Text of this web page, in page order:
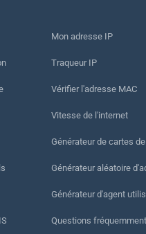
Mon adresse IP
Traqueur IP
Vérifier l'adresse MAC
Vitesse de l'internet
Générateur de cartes
Générateur aléatoire
Générateur d'agent
Questions